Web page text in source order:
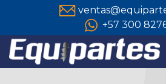
+57 300